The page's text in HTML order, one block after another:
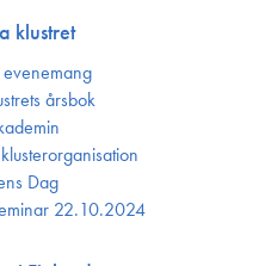
klustret
årsbok
Dag
22.10.2024